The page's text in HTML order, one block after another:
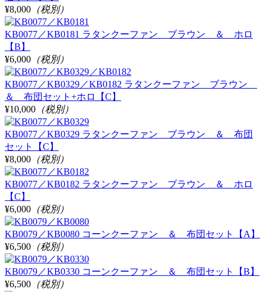
¥8,000 （税別）
KB0077／KB0181 ラタンクーファン ブラウン ＆ ホロ
【B】
¥6,000 （税別）
KB0077／KB0329／KB0182 ラタンクーファン ブラウン
＆ 布団セット+ホロ【C】
¥10,000 （税別）
KB0077／KB0329 ラタンクーファン ブラウン ＆ 布団
セット【C】
¥8,000 （税別）
KB0077／KB0182 ラタンクーファン ブラウン ＆ ホロ
【C】
¥6,000 （税別）
KB0079／KB0080 コーンクーファン ＆ 布団セット【A】
¥6,500 （税別）
KB0079／KB0330 コーンクーファン ＆ 布団セット【B】
¥6,500 （税別）